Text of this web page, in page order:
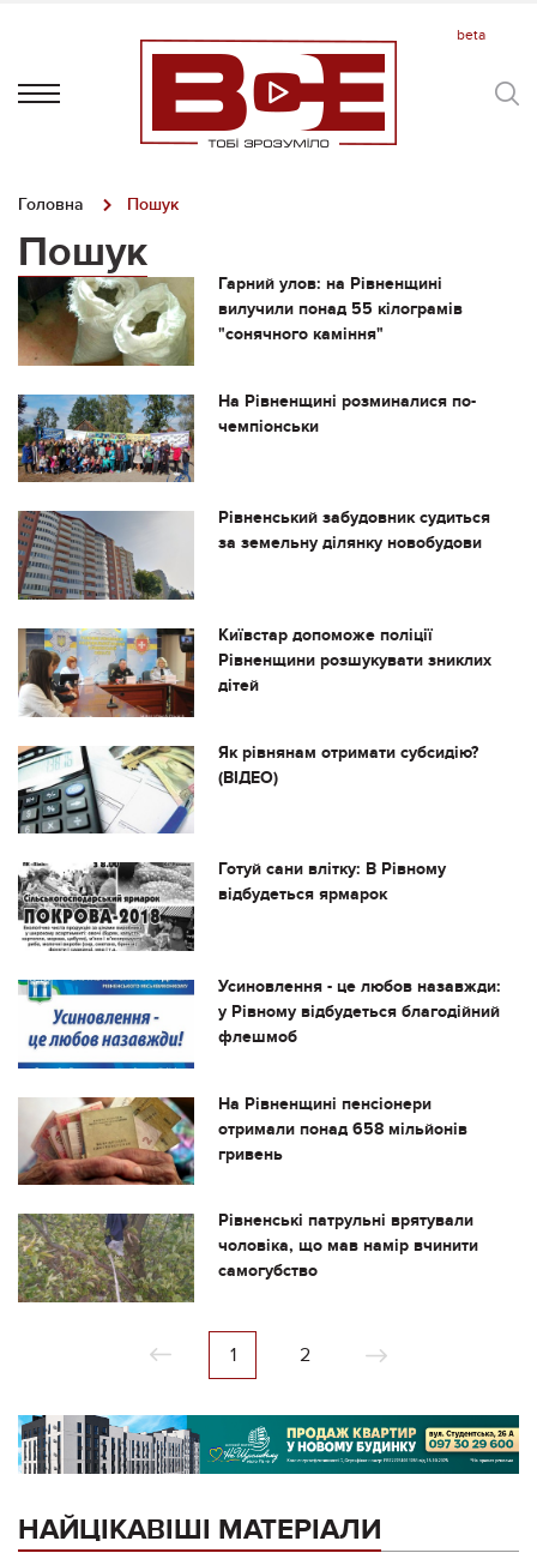
Головна Пошук
Пошук
Гарний улов: на Рівненщині
вилучили понад 55 кілограмів
"сонячного каміння"
На Рівненщині розминалися по-
чемпіонськи
Рівненський забудовник судиться
за земельну ділянку новобудови
Київстар допоможе поліції
Рівненщини розшукувати зниклих
дітей
Як рівнянам отримати субсидію?
(ВІДЕО)
Готуй сани влітку: В Рівному
відбудеться ярмарок
Усиновлення - це любов назавжди:
у Рівному відбудеться благодійний
флешмоб
На Рівненщині пенсіонери
отримали понад 658 мільйонів
гривень
Рівненські патрульні врятували
чоловіка, що мав намір вчинити
самогубство
1 2
НАЙЦІКАВІШІ МАТЕРІАЛИ